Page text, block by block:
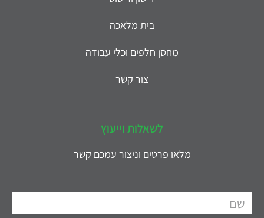
בית מלאכה
מחסן חלפים וכלי עבודה
צור קשר
לשאלות וייעוץ
מלאו פרטים וניצור עמכם קשר